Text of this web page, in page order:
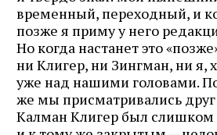
временный, переходный, и
позже я приму у него
Но когда настанет это
ни Клигер, ни Зингман, ни я,
уже над нашими головами.
же мы присматривались друг
Калман Клигер был слишком